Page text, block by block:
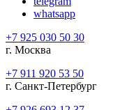
whatsapp
+7 925 030 50 30
г. Москва
+7 911 920 53 50
г. Санкт-Петербург